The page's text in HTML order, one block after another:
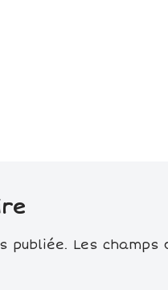
publiée. Les champs